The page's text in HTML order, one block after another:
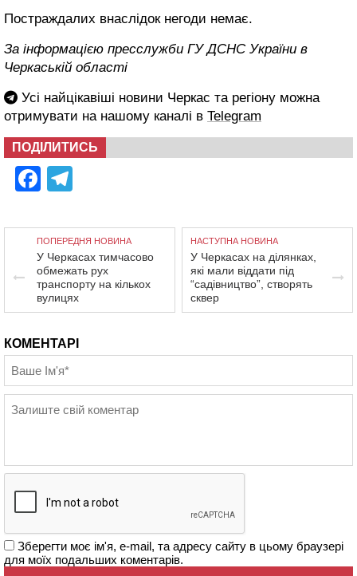
Постраждалих внаслідок негоди немає.
За інформацією пресслужби ГУ ДСНС України в
Черкаській області
Усі найцікавіші новини Черкас та регіону можна
отримувати на нашому каналі в Telegram
ПОДІЛИТИСЬ
Facebook
ПОПЕРЕДНЯ НОВИНА
У Черкасах тимчасово
обмежать рух
транспорту на кількох
вулицях
НАСТУПНА НОВИНА
У Черкасах на ділянках,
які мали віддати під
“садівництво”, створять
сквер
КОМЕНТАРІ
Зберегти моє ім'я, e-mail, та адресу сайту в цьому браузері
для моїх подальших коментарів.